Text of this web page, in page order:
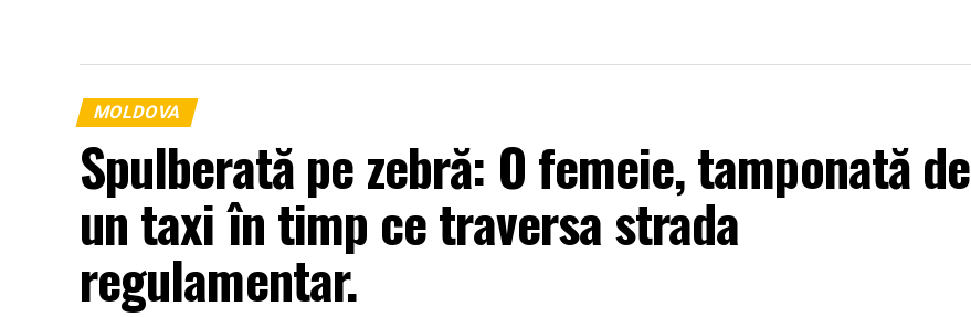
MOLDOVA
Spulberată pe zebră: O femeie, tamponată de
un taxi în timp ce traversa strada
regulamentar.